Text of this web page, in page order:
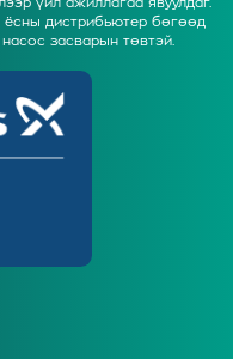
үйл ажиллагаа явуулдаг.
дистрибьютер бөгөөд
засварын төвтэй.